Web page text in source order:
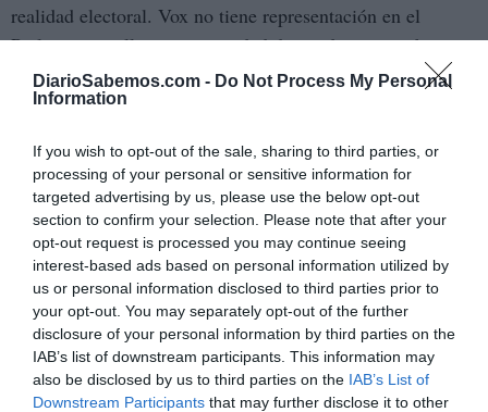
DiarioSabemos.com - Do Not Process My Personal
Information
If you wish to opt-out of the sale, sharing to third parties, or
processing of your personal or sensitive information for
targeted advertising by us, please use the below opt-out
section to confirm your selection. Please note that after your
opt-out request is processed you may continue seeing
interest-based ads based on personal information utilized by
us or personal information disclosed to third parties prior to
your opt-out. You may separately opt-out of the further
disclosure of your personal information by third parties on the
IAB’s list of downstream participants. This information may
also be disclosed by us to third parties on the IAB’s List of
Downstream Participants that may further disclose it to other
realidad electoral. Vox no tiene representación en el
Parlamento gallego ni capacidad de condicionar gobiernos
autonómicos. Y probablemente por eso el presidente
gallego se permite hablar desde una posición cómoda, casi
hacer. Pero la política española lleva años demostrando
que ninguna excepcionalidad es eterna.
El propio crecimiento de Vox en comunidades donde
durante mucho tiempo parecía irrelevante debería
servir como advertencia. Andalucía era hace no tanto
un territorio donde la extrema derecha apenas existía
electoralmente. Hoy condiciona gobiernos, agendas y
discursos. Por eso las palabras de Rueda tienen tanta